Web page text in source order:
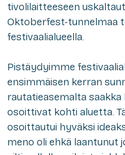
tivolilaitteeseen
Oktoberfest-tunnelmaa
festivaalialueella.
Pistäydyimme
ensimmäisen kerran
rautatieasemalta
osoittivat kohti aluetta.
osoittautui hyväksi
meno oli ehkä laantunut